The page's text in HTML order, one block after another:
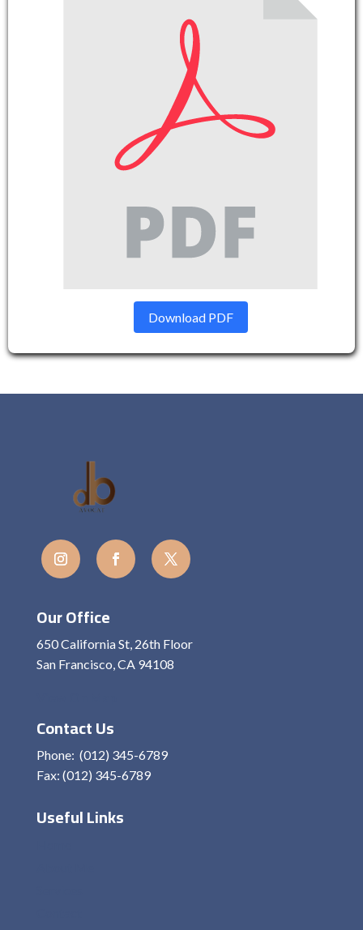
Download PDF
Our Office
650 California St, 26th Floor
San Francisco, CA 94108
Contact Us
Phone: (012) 345-6789
Fax: (012) 345-6789
Useful Links